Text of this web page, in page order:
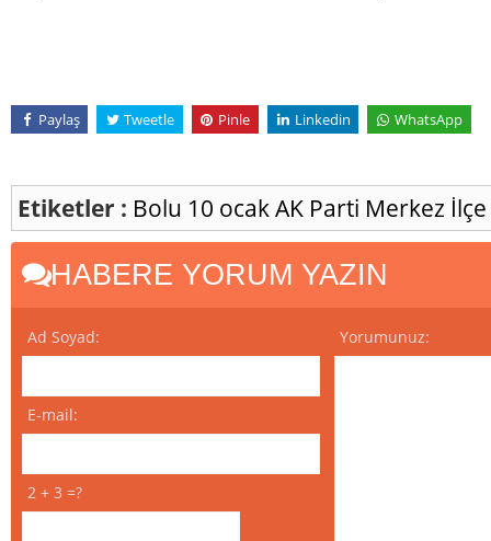
Paylaş Tweetle Pinle Linkedin WhatsApp
Etiketler : Bolu 10 ocakAK Parti Merkez İlçe
HABERE YORUM YAZIN
Ad Soyad:
E-mail:
2 + 3 =?
Yorumunuz: